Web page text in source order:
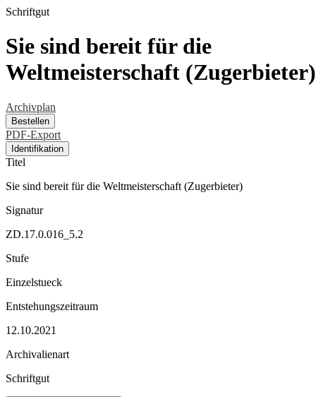
Schriftgut
Sie sind bereit für die
Weltmeisterschaft (Zugerbieter)
Archivplan
Bestellen
PDF-Export
Identifikation
Titel
Sie sind bereit für die Weltmeisterschaft (Zugerbieter)
Signatur
ZD.17.0.016_5.2
Stufe
Einzelstueck
Entstehungszeitraum
12.10.2021
Archivalienart
Schriftgut